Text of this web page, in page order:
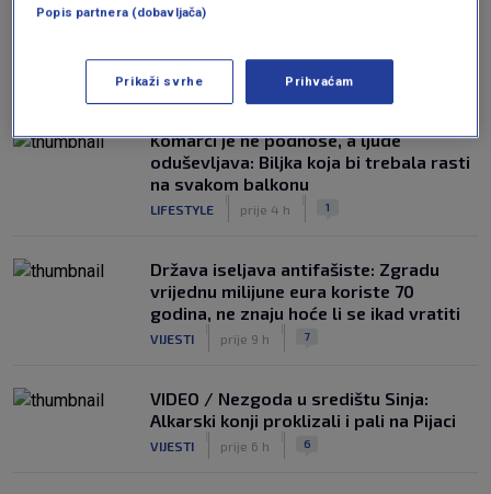
NAJČITANIJE
Komarci je ne podnose, a ljude
oduševljava: Biljka koja bi trebala rasti
na svakom balkonu
LIFESTYLE prije 4 h 1
Država iseljava antifašiste: Zgradu
vrijednu milijune eura koriste 70
godina, ne znaju hoće li se ikad vratiti
VIJESTI prije 9 h 7
VIDEO / Nezgoda u središtu Sinja:
Alkarski konji proklizali i pali na Pijaci
VIJESTI prije 6 h 6
Popis partnera (dobavljača)
Prikaži svrhe Prihvaćam